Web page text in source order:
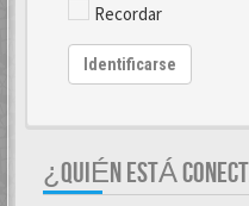
Recordar
Identificarse
¿QUIÉN ESTÁ